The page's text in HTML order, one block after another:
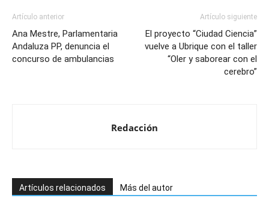
Artículo anterior
Ana Mestre, Parlamentaria
Andaluza PP, denuncia el
concurso de ambulancias
Artículo siguiente
El proyecto “Ciudad Ciencia”
vuelve a Ubrique con el taller
“Oler y saborear con el
cerebro”
Redacción
Artículos relacionados Más del autor